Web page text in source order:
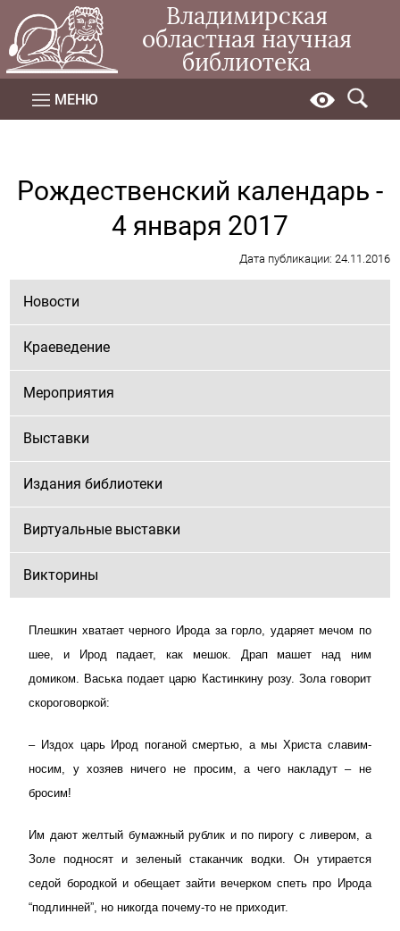
Владимирская
областная научная
библиотека
МЕНЮ
Рождественский календарь -
4 января 2017
Дата публикации: 24.11.2016
Новости
Краеведение
Мероприятия
Выставки
Издания библиотеки
Виртуальные выставки
Викторины
Плешкин хватает черного Ирода за горло, ударяет мечом по
шее, и Ирод падает, как мешок. Драп машет над ним
домиком. Васька подает царю Кастинкину розу. Зола говорит
скороговоркой:
– Издох царь Ирод поганой смертью, а мы Христа славим-
носим, у хозяев ничего не просим, а чего накладут – не
бросим!
Им дают желтый бумажный рублик и по пирогу с ливером, а
Золе подносят и зеленый стаканчик водки. Он утирается
седой бородкой и обещает зайти вечерком спеть про Ирода
“подлинней”, но никогда почему-то не приходит.